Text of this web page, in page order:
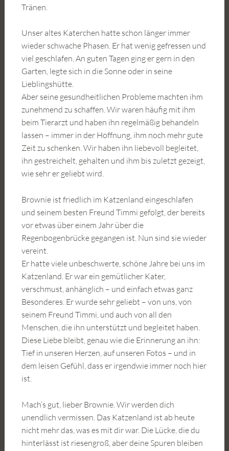
Tränen.
Unser altes Katerchen hatte schon länger immer
wieder schwache Phasen. Er hat wenig gefressen und
viel geschlafen. An guten Tagen ging er gern in den
Garten, legte sich in die Sonne oder in seine
Lieblingshütte.
Aber seine gesundheitlichen Probleme machten ihm
zunehmend zu schaffen. Wir waren häufig mit ihm
beim Tierarzt und haben ihn regelmäßig behandeln
lassen – immer in der Hoffnung, ihm noch mehr gute
Zeit zu schenken. Wir haben ihn liebevoll begleitet,
ihn gestreichelt, gehalten und ihm bis zuletzt gezeigt,
wie sehr er geliebt wird.
Brownie ist friedlich im Katzenland eingeschlafen
und seinem besten Freund Timmi gefolgt, der bereits
vor etwas über einem Jahr über die
Regenbogenbrücke gegangen ist. Nun sind sie wieder
vereint.
Er hatte viele unbeschwerte, schöne Jahre bei uns im
Katzenland. Er war ein gemütlicher Kater,
verschmust, anhänglich – und einfach etwas ganz
Besonderes. Er wurde sehr geliebt – von uns, von
seinem Freund Timmi, und auch von all den
Menschen, die ihn unterstützt und begleitet haben.
Diese Liebe bleibt, genau wie die Erinnerung an ihn:
Tief in unseren Herzen, auf unseren Fotos – und in
dem leisen Gefühl, dass er irgendwie immer noch hier
ist.
Mach’s gut, lieber Brownie. Wir werden dich
unendlich vermissen. Das Katzenland ist ab heute
nicht mehr das, was es mit dir war. Die Lücke, die du
hinterlässt ist riesengroß, aber deine Spuren bleiben